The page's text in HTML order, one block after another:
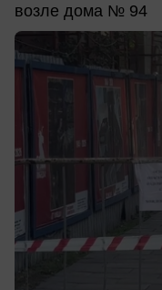
возле дома № 94